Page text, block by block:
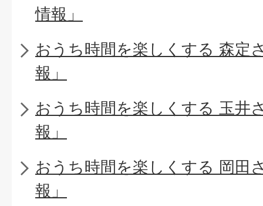
情報」
おうち時間を楽しくする 森定
報」
おうち時間を楽しくする 玉井
報」
おうち時間を楽しくする 岡田
報」